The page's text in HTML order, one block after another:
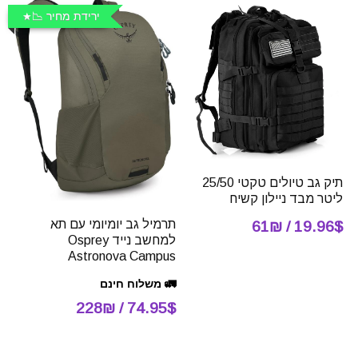
תיק גב טיולים טקטי 25/50
ליטר מבד ניילון קשיח
19.96$ / 61₪
ירידת מחיר 📉
תרמיל גב יומיומי עם תא
למחשב נייד Osprey
Astronova Campus
🚛 משלוח חינם
74.95$ / 228₪